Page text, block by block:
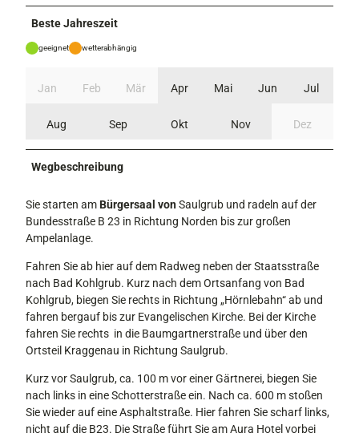
Beste Jahreszeit
geeignet wetterabhängig
Jan Feb Mär Apr Mai Jun Jul
Aug Sep Okt Nov Dez
Wegbeschreibung
Sie starten amBürgersaal vonSaulgrub und radeln auf der
Bundesstraße B 23 in Richtung Norden bis zur großen
Ampelanlage.
Fahren Sie ab hier auf dem Radweg neben der Staatsstraße
nach Bad Kohlgrub. Kurz nach dem Ortsanfang von Bad
Kohlgrub, biegen Sie rechts in Richtung „Hörnlebahn“ ab und
fahren bergauf bis zur Evangelischen Kirche. Bei der Kirche
fahren Sie rechts in die Baumgartnerstraße und über den
Ortsteil Kraggenau in Richtung Saulgrub.
Kurz vor Saulgrub, ca. 100 m vor einer Gärtnerei, biegen Sie
nach links in eine Schotterstraße ein. Nach ca. 600 m stoßen
Sie wieder auf eine Asphaltstraße. Hier fahren Sie scharf links,
nicht auf die B23. Die Straße führt Sie am Aura Hotel vorbei